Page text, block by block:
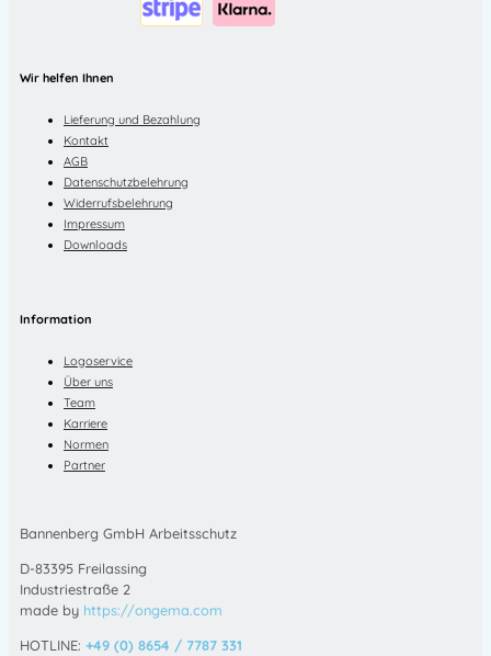
Wir helfen Ihnen
Lieferung und Bezahlung
Kontakt
AGB
Datenschutzbelehrung
Widerrufsbelehrung
Impressum
Downloads
Information
Logoservice
Über uns
Team
Karriere
Normen
Partner
Bannenberg GmbH Arbeitsschutz
D-83395 Freilassing
Industriestraße 2
made by https://ongema.com
HOTLINE: +49 (0) 8654 / 7787 331